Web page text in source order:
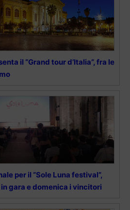
il “Grand tour d’Italia”, fra le
per il “Sole Luna festival”,
gara e domenica i vincitori